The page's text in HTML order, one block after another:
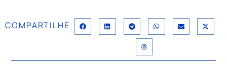
COMPARTILHE